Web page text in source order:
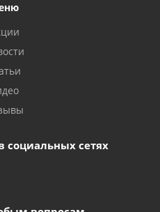
социальных сетях